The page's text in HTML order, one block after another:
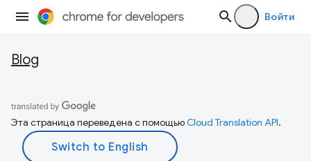
Войти
Blog
Эта страница переведена с помощьюCloud Translation API.